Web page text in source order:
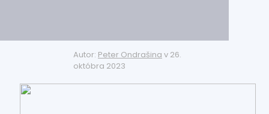
Autor: Peter Ondrašina v 26.
októbra 2023